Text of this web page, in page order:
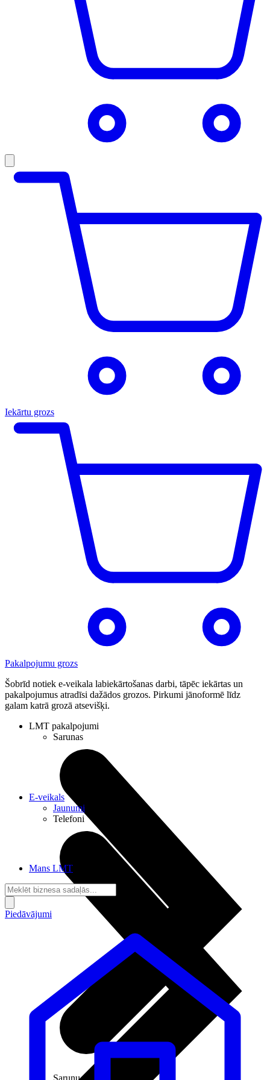
Iekārtu grozs
Pakalpojumu grozs
Šobrīd notiek e-veikala labiekārtošanas darbi, tāpēc iekārtas un
pakalpojumus atradīsi dažādos grozos. Pirkumi jānoformē līdz
galam katrā grozā atsevišķi.
LMT pakalpojumi
Sarunas
Sarunu pieslēgumi
E-veikals
Jaunumi
Telefoni
Mans LMT
Piedāvājumi